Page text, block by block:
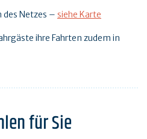
des Netzes – siehe Karte
ihre Fahrten zudem in
für Sie